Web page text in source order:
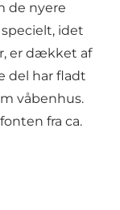
de nyere
idet
er dækket af
del har fladt
våbenhus.
fra ca.